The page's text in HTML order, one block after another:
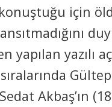
için
yаzılı
Akbaş’ın